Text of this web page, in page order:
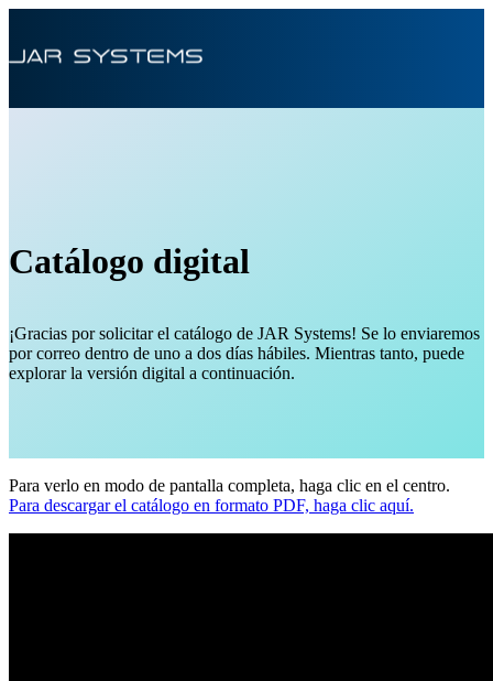
Catálogo digital
¡Gracias por solicitar el catálogo de JAR Systems! Se lo enviaremos
por correo dentro de uno a dos días hábiles. Mientras tanto, puede
explorar la versión digital a continuación.
Para verlo en modo de pantalla completa, haga clic en el centro.
Para descargar el catálogo en formato PDF, haga clic aquí.